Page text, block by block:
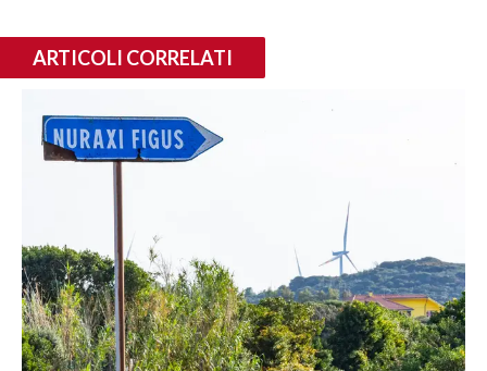
ARTICOLI CORRELATI